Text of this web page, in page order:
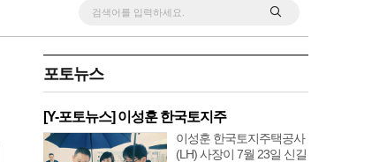
포토뉴스
[Y-포토뉴스] 이성훈 한국토지주
이성훈 한국토지주택공사
(LH) 사장이 7월 23일 신길